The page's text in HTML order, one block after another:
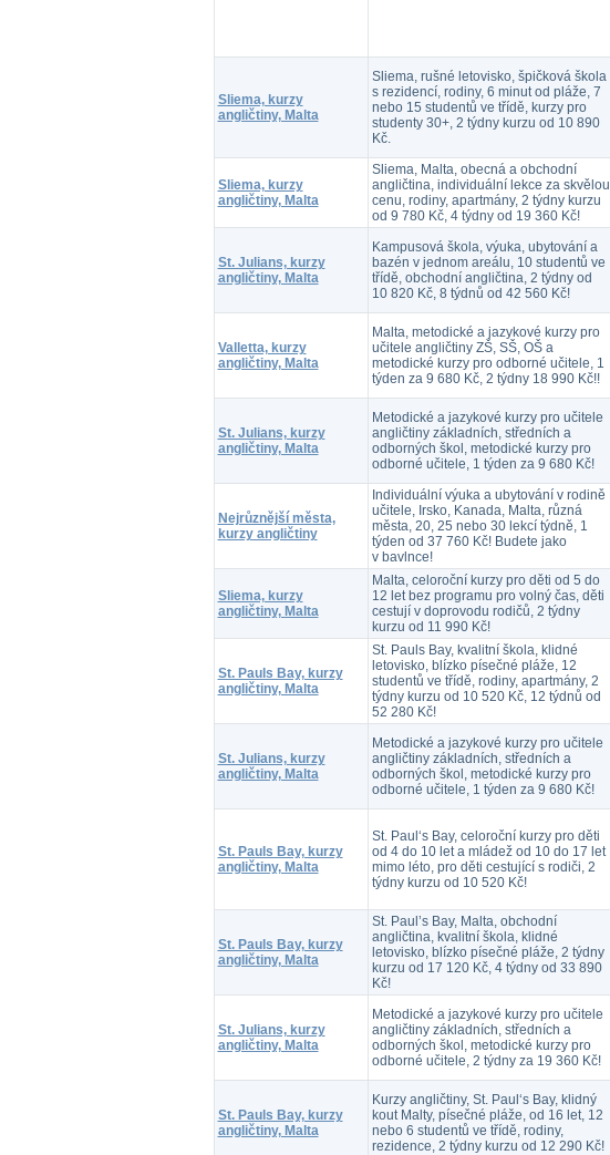
Sliema, kurzy
angličtiny, Malta
Sliema, rušné letovisko, špičková škola
s rezidencí, rodiny, 6 minut od pláže, 7
nebo 15 studentů ve třídě, kurzy pro
studenty 30+, 2 týdny kurzu od 10 890
Kč.
Sliema, kurzy
angličtiny, Malta
Sliema, Malta, obecná a obchodní
angličtina, individuální lekce za skvělou
cenu, rodiny, apartmány, 2 týdny kurzu
od 9 780 Kč, 4 týdny od 19 360 Kč!
St. Julians, kurzy
angličtiny, Malta
Kampusová škola, výuka, ubytování a
bazén v jednom areálu, 10 studentů ve
třídě, obchodní angličtina, 2 týdny od
10 820 Kč, 8 týdnů od 42 560 Kč!
Valletta, kurzy
angličtiny, Malta
Malta, metodické a jazykové kurzy pro
učitele angličtiny ZŠ, SŠ, OŠ a
metodické kurzy pro odborné učitele, 1
týden za 9 680 Kč, 2 týdny 18 990 Kč!!
St. Julians, kurzy
angličtiny, Malta
Metodické a jazykové kurzy pro učitele
angličtiny základních, středních a
odborných škol, metodické kurzy pro
odborné učitele, 1 týden za 9 680 Kč!
Nejrůznější města,
kurzy angličtiny
Individuální výuka a ubytování v rodině
učitele, Irsko, Kanada, Malta, různá
města, 20, 25 nebo 30 lekcí týdně, 1
týden od 37 760 Kč! Budete jako
v bavlnce!
Sliema, kurzy
angličtiny, Malta
Malta, celoroční kurzy pro děti od 5 do
12 let bez programu pro volný čas, děti
cestují v doprovodu rodičů, 2 týdny
kurzu od 11 990 Kč!
St. Pauls Bay, kurzy
angličtiny, Malta
St. Pauls Bay, kvalitní škola, klidné
letovisko, blízko písečné pláže, 12
studentů ve třídě, rodiny, apartmány, 2
týdny kurzu od 10 520 Kč, 12 týdnů od
52 280 Kč!
St. Julians, kurzy
angličtiny, Malta
Metodické a jazykové kurzy pro učitele
angličtiny základních, středních a
odborných škol, metodické kurzy pro
odborné učitele, 1 týden za 9 680 Kč!
St. Pauls Bay, kurzy
angličtiny, Malta
St. Paul‘s Bay, celoroční kurzy pro děti
od 4 do 10 let a mládež od 10 do 17 let
mimo léto, pro děti cestující s rodiči, 2
týdny kurzu od 10 520 Kč!
St. Pauls Bay, kurzy
angličtiny, Malta
St. Paul’s Bay, Malta, obchodní
angličtina, kvalitní škola, klidné
letovisko, blízko písečné pláže, 2 týdny
kurzu od 17 120 Kč, 4 týdny od 33 890
Kč!
St. Julians, kurzy
angličtiny, Malta
Metodické a jazykové kurzy pro učitele
angličtiny základních, středních a
odborných škol, metodické kurzy pro
odborné učitele, 2 týdny za 19 360 Kč!
St. Pauls Bay, kurzy
angličtiny, Malta
Kurzy angličtiny, St. Paul‘s Bay, klidný
kout Malty, písečné pláže, od 16 let, 12
nebo 6 studentů ve třídě, rodiny,
rezidence, 2 týdny kurzu od 12 290 Kč!